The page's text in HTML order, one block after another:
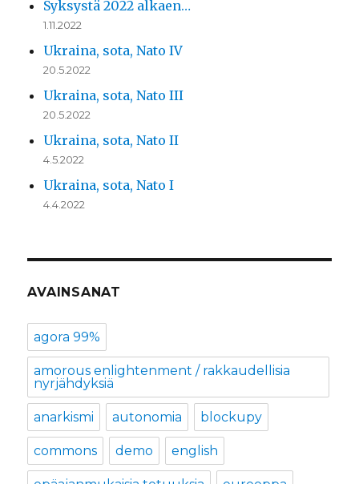
Syksystä 2022 alkaen…
1.11.2022
Ukraina, sota, Nato IV
20.5.2022
Ukraina, sota, Nato III
20.5.2022
Ukraina, sota, Nato II
4.5.2022
Ukraina, sota, Nato I
4.4.2022
AVAINSANAT
agora 99%
amorous enlightenment / rakkaudellisia
nyrjähdyksiä
anarkismi autonomia blockupy
commons demo english